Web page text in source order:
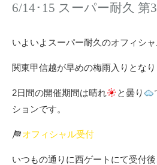
6/14･15 スーパー耐久 第
いよいよスーパー耐久のオフィシャ
関東甲信越が早めの梅雨入りとなり
2日間の開催期間は晴れ と曇り
ションです。
オフィシャル受付
いつもの通りに西ゲートにて受付